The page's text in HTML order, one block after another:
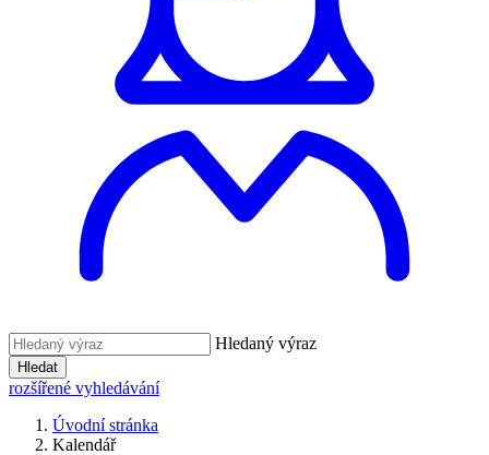
Hledaný výraz
Hledat
rozšířené vyhledávání
Úvodní stránka
Kalendář